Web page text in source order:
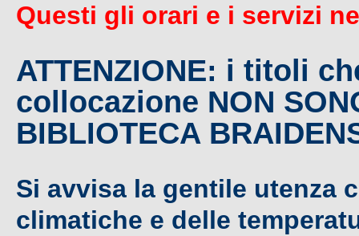
Questi gli orari e i servizi
ATTENZIONE: i titoli
collocazione NON
BIBLIOTECA
Si avvisa la gentile utenza
climatiche e delle